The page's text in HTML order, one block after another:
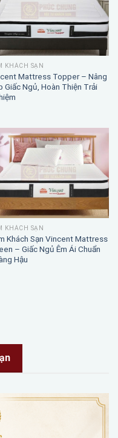
KHÁCH SẠN
Mattress Topper – Nâng
Giấc Ngủ, Hoàn Thiện Trải
KHÁCH SẠN
Khách Sạn Vincent Mattress
– Giấc Ngủ Êm Ái Chuẩn
Hậu